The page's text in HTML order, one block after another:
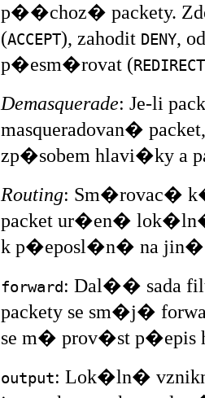
p��choz� packety.
(ACCEPT), zahodit DENY,
p�esm�rovat (REDIRECT
Demasquerade: Je-li
masqueradovan�
zp�sobem hlavi�ky a
Routing: Sm�rovac�
packet ur�en�
k p�eposl�n� na jin�
forward: Dal�� sada
packety se sm�j�
se m� prov�st p�epis
output: Lok�ln�